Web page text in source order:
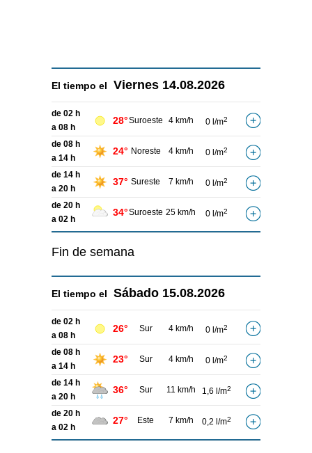
El tiempo el Viernes 14.08.2026
de 02 h
a 08 h
28°Suroeste 4 km/h 0 l/m2
de 08 h
a 14 h
24° Noreste 4 km/h 0 l/m2
de 14 h
a 20 h
37° Sureste 7 km/h 0 l/m2
de 20 h
a 02 h
34°Suroeste 25 km/h 0 l/m2
Fin de semana
El tiempo el Sábado 15.08.2026
de 02 h
a 08 h
26° Sur 4 km/h 0 l/m2
de 08 h
a 14 h
23° Sur 4 km/h 0 l/m2
de 14 h
a 20 h
36° Sur 11 km/h 1,6 l/m2
de 20 h
a 02 h
27° Este 7 km/h 0,2 l/m2